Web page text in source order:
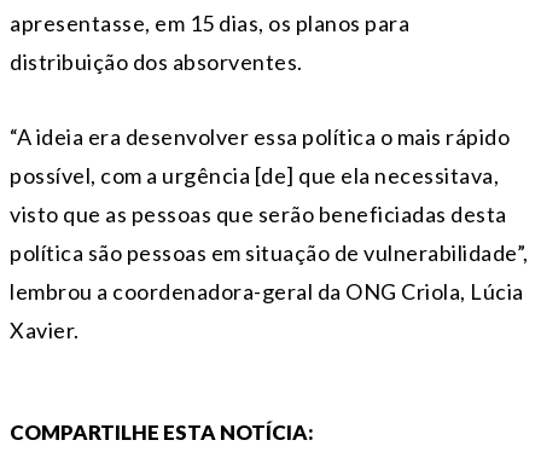
apresentasse, em 15 dias, os planos para
distribuição dos absorventes.
“A ideia era desenvolver essa política o mais rápido
possível, com a urgência [de] que ela necessitava,
visto que as pessoas que serão beneficiadas desta
política são pessoas em situação de vulnerabilidade”,
lembrou a coordenadora-geral da ONG Criola, Lúcia
Xavier.
COMPARTILHE ESTA NOTÍCIA: